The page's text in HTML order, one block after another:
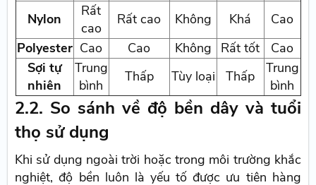
Nylon
Rất
cao
Rất cao Không Khá
Cao
Polyester Cao Cao Không Rất tốt
Cao
Sợi tự
nhiên
Trung
bình
Thấp Tùy loại Thấp
Trung
bình
2.2. So sánh về độ bền dây và tuổi
thọ sử dụng
Khi sử dụng ngoài trời hoặc trong môi trường khắc
nghiệt, độ bền luôn là yếu tố được ưu tiên hàng